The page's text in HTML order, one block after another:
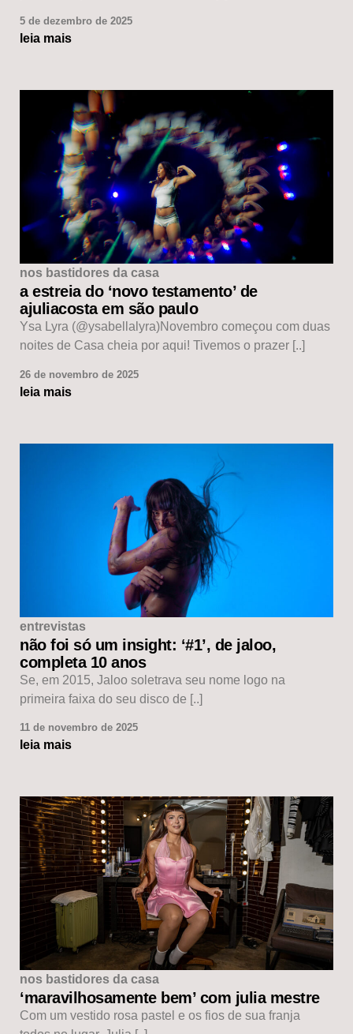
5 de dezembro de 2025
leia mais
nos bastidores da casa
a estreia do ‘novo testamento’ de
ajuliacosta em são paulo
Ysa Lyra (@ysabellalyra)Novembro começou com duas
noites de Casa cheia por aqui! Tivemos o prazer [..]
26 de novembro de 2025
leia mais
entrevistas
não foi só um insight: ‘#1’, de jaloo,
completa 10 anos
Se, em 2015, Jaloo soletrava seu nome logo na
primeira faixa do seu disco de [..]
11 de novembro de 2025
leia mais
nos bastidores da casa
‘maravilhosamente bem’ com julia mestre
Com um vestido rosa pastel e os fios de sua franja